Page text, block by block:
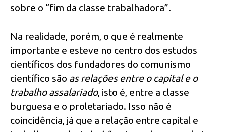
sobre o “fim da classe trabalhadora”.
Na realidade, porém, o que é realmente
importante e esteve no centro dos estudos
científicos dos fundadores do comunismo
científico são as relações entre o capital e o
trabalho assalariado, isto é, entre a classe
burguesa e o proletariado. Isso não é
coincidência, já que a relação entre capital e